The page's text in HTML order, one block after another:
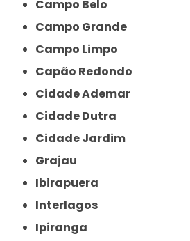
Campo Belo
Campo Grande
Campo Limpo
Capão Redondo
Cidade Ademar
Cidade Dutra
Cidade Jardim
Grajau
Ibirapuera
Interlagos
Ipiranga